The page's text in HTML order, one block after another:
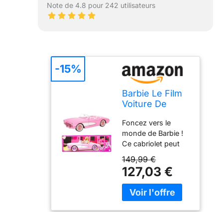
Note de 4.8 pour 242 utilisateurs
Barbie Le Film
Voiture De
Corvette
Cabriolet
Authentique en
Métal Rose
Vintage,
Inspirée du
Film, À
Collectionner,
Jouet Enfant,
Foncez vers le
monde de Barbie !
Ce cabriolet peut
poupées Barbie
accompagnées de
leurs accessoires,
qui peuvent être
149,99 €
127,03 €
-15%